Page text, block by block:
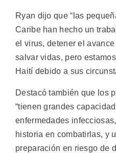
Ryan dijo que “las
Caribe han hecho un
el virus, detener el
salvar vidas, pero
Haití debido a sus
Destacó también que los
“tienen grandes
enfermedades
historia en combatirlas, y
preparación en riesgo de